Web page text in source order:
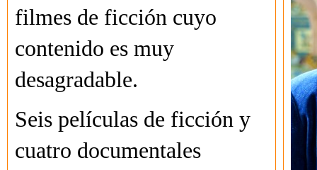
filmes de ficción cuyo
contenido es muy
desagradable.
Seis películas de ficción y
cuatro documentales